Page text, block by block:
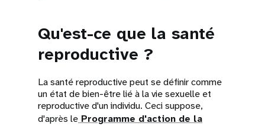
Qu'est-ce que la santé
reproductive ?
La santé reproductive peut se définir comme
un état de bien-être lié à la vie sexuelle et
reproductive d'un individu. Ceci suppose,
d'après le Programme d'action de la